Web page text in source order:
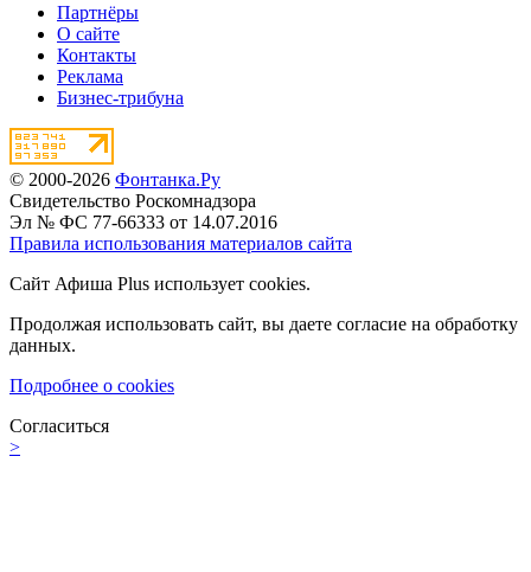
Партнёры
О сайте
Контакты
Реклама
Бизнес-трибуна
© 2000-2026 Фонтанка.Ру
Свидетельство Роскомнадзора
Эл № ФС 77-66333 от 14.07.2016
Правила использования материалов сайта
Сайт Афиша Plus использует cookies.
Продолжая использовать сайт, вы даете согласие на обработку
данных.
Подробнее о cookies
Согласиться
>